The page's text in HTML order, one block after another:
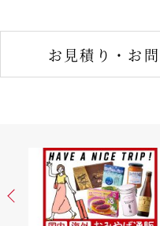
お見積り・お